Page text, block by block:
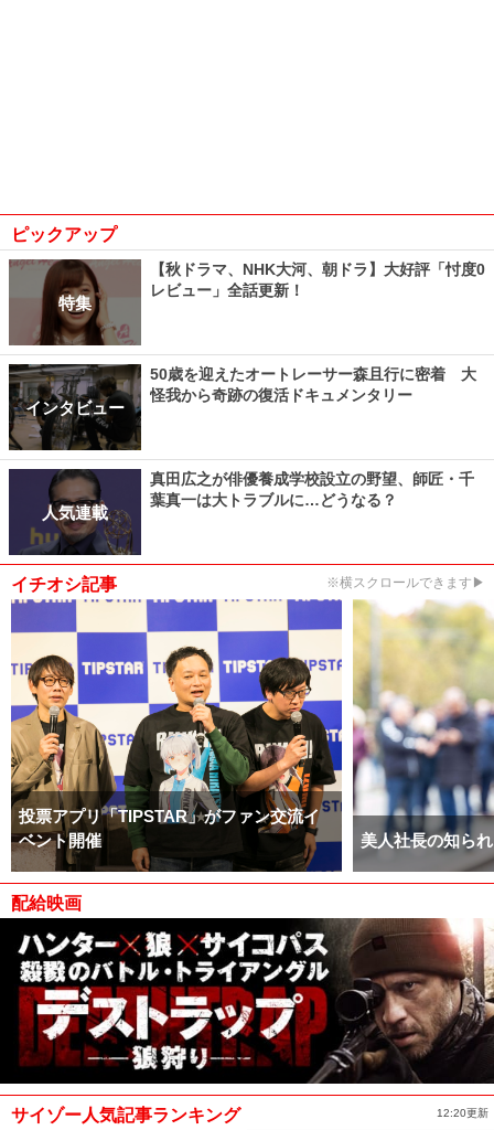
ピックアップ
特集
【秋ドラマ、NHK大河、朝ドラ】大好評「忖度0
レビュー」全話更新！
インタビュー
50歳を迎えたオートレーサー森且行に密着 大
怪我から奇跡の復活ドキュメンタリー
人気連載
真田広之が俳優養成学校設立の野望、師匠・千
葉真一は大トラブルに…どうなる？
イチオシ記事 ※横スクロールできます▶
投票アプリ「TIPSTAR」がファン交流イ
ベント開催
美人社長の知ら
配給映画
サイゾー人気記事ランキング 12:20更新